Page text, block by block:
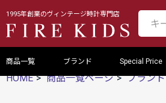
1995年創業のヴィンテージ時計専門店
商品一覧 ブランド Special Price
HOME 商品一覧ページ ブランド